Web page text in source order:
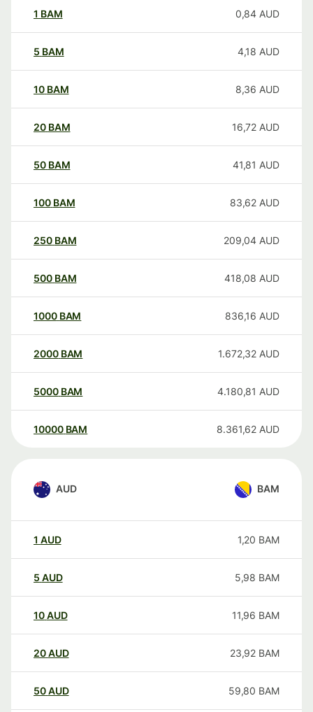
1 BAM 0,84 AUD
5 BAM 4,18 AUD
10 BAM 8,36 AUD
20 BAM 16,72 AUD
50 BAM 41,81 AUD
100 BAM 83,62 AUD
250 BAM 209,04 AUD
500 BAM 418,08 AUD
1000 BAM 836,16 AUD
2000 BAM 1.672,32 AUD
5000 BAM 4.180,81 AUD
10000 BAM 8.361,62 AUD
AUD BAM
1 AUD 1,20 BAM
5 AUD 5,98 BAM
10AUD 11,96 BAM
20AUD 23,92 BAM
50AUD 59,80 BAM